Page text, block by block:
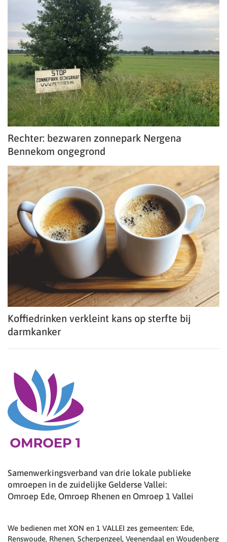
Rechter: bezwaren zonnepark Nergena
Bennekom ongegrond
Koffiedrinken verkleint kans op sterfte bij
darmkanker
Samenwerkingsverband van drie lokale publieke
omroepen in de zuidelijke Gelderse Vallei:
Omroep Ede, Omroep Rhenen en Omroep 1 Vallei
We bedienen met XON en 1 VALLEI zes gemeenten: Ede,
Renswoude, Rhenen, Scherpenzeel, Veenendaal en Woudenberg